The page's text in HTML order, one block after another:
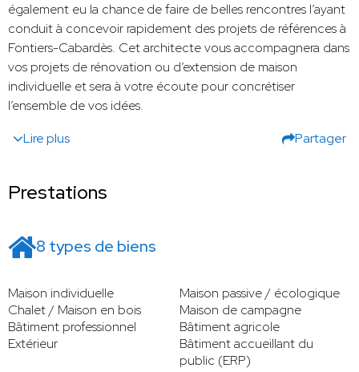
également eu la chancede faire de belles rencontres l’ayant
conduit à concevoir rapidement des projets de références à
Fontiers-Cabardès. Cet architecte vous accompagnera dans
vos projets de rénovation ou d’extension de maison
individuelle et sera à votre écoute pour concrétiser
l’ensemble de vos idées.
Lire plus
Partager
Prestations
8 types de biens
Maison individuelle
Maison passive / écologique
Chalet / Maison en bois
Maison de campagne
Bâtiment professionnel
Bâtiment agricole
Extérieur
Bâtiment accueillant du
public (ERP)